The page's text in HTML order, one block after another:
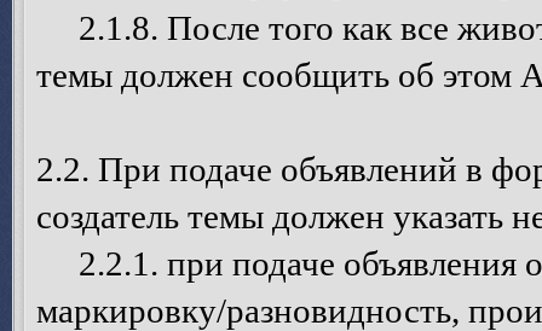
2.1.8. После того как все
темы должен сообщить об этом
2.2. При подаче объявлений в
создатель темы должен
2.2.1. при подаче объявления
маркировку/разновидность,